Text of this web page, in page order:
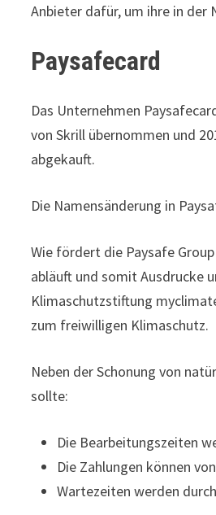
Anbieter dafür, um ihre in der
Paysafecard
Das Unternehmen
von Skrill übernommen und
abgekauft.
Die Namensänderung in
Wie fördert die Paysafe
abläuft und somit Ausdrucke
Klimaschutzstiftung
zum freiwilligen Klimaschutz.
Neben der Schonung von
sollte:
Die Bearbeitungszeiten
Die Zahlungen können
Wartezeiten werden